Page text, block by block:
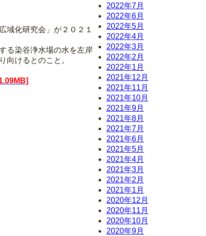
域化研究会」が２０２１
る染谷浄水場の水を左岸
向けるとのこと。
2022年7月
2022年6月
2022年5月
2022年4月
2022年3月
2022年2月
2022年1月
2021年12月
2021年11月
2021年10月
2021年9月
2021年8月
2021年7月
2021年6月
2021年5月
2021年4月
2021年3月
2021年2月
2021年1月
2020年12月
2020年11月
2020年10月
2020年9月